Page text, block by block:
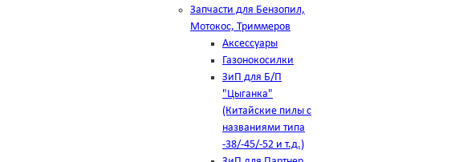
Запчасти для Бензопил,
Мотокос, Триммеров
Аксессуары
Газонокосилки
ЗиП для Б/П
"Цыганка"
(Китайские пилы с
названиями типа
-38/-45/-52 и т.д.)